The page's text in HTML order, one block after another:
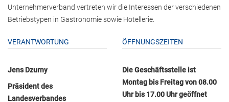
Unternehmerverband vertreten wir die Interessen der verschiedenen
Betriebstypen in Gastronomie sowie Hotellerie.
VERANTWORTUNG
Jens Dzurny
Präsident des
Landesverbandes
ÖFFNUNGSZEITEN
Die Geschäftsstelle ist
Montag bis Freitag von 08.00
Uhr bis 17.00 Uhr geöffnet